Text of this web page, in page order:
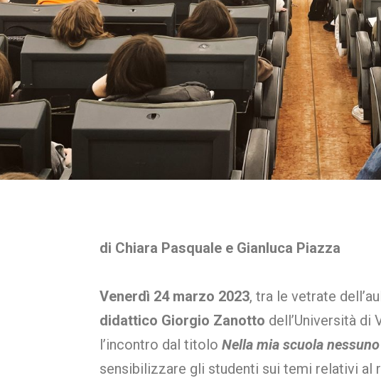
di Chiara Pasquale e Gianluca Piazza
Venerdì 24 marzo 2023, tra le vetrate
didattico Giorgio Zanotto dell’Università di
l’incontro dal titolo Nella mia scuola
sensibilizzare gli studenti sui temi relativi al